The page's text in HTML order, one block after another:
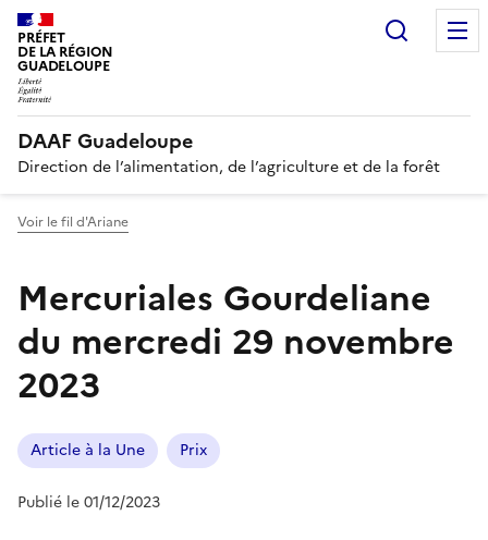
PRÉFET
DE LA RÉGION
GUADELOUPE
DAAF Guadeloupe
Direction de l’alimentation, de l’agriculture et de la forêt
Voir le fil d'Ariane
Mercuriales Gourdeliane
du mercredi 29 novembre
2023
Article à la Une Prix
Publié le 01/12/2023